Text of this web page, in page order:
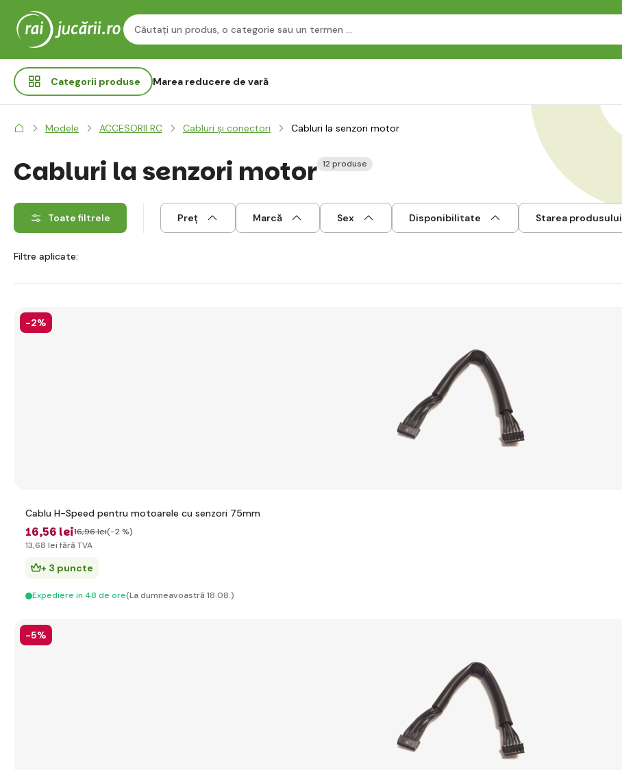
Categorii produse Marea reducere de vară
Modele ACCESORII RC Cabluri și conectori Cabluri la senzori motor
Cabluri la senzori motor 12 produse
Toate filtrele Preț Marcă Sex Disponibilitate Starea produsului
Filtre aplicate:
-2%
Cablu H-Speed pentru motoarele cu senzori 75mm
16,56 lei16,96 lei(-2 %)
13,68 lei fără TVA
+ 3 puncte
Expediere in 48 de ore(La dumneavoastră 18.08.)
-5%